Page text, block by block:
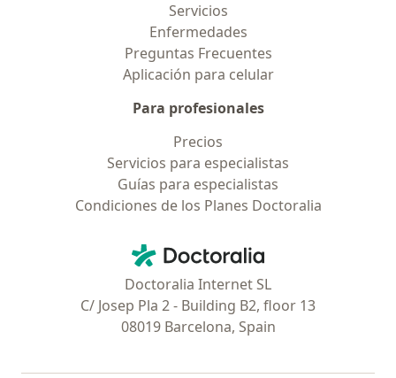
Servicios
Enfermedades
Preguntas Frecuentes
Aplicación para celular
Para profesionales
Precios
Servicios para especialistas
Guías para especialistas
Condiciones de los Planes Doctoralia
Doctoralia - Página de inicio
Doctoralia Internet SL
C/ Josep Pla 2 - Building B2, floor 13
08019 Barcelona, Spain